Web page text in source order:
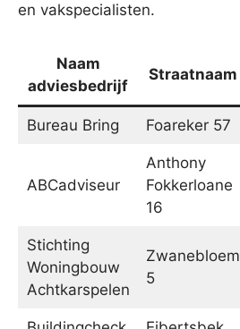
en vakspecialisten.
Naam
adviesbedrijf
Straatnaam
Bureau Bring Foareker 57
ABCadviseur
Anthony
Fokkerloane
16
Stichting
Woningbouw
Achtkarspelen
Zwanebloem
5